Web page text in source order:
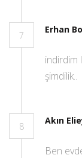
7
Erhan
indirdim
şimdilik..
8
Akın
Ben